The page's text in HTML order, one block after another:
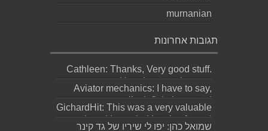
murnanian
תגובות אחרונות
Cathleen: Thanks, Very good stuff.
Here is my web page;
http://Bookmar...
Aviator mechanics: I have to say,
personally definitely wasted
meaningful effor...
GichardHit: This was a very valuable
read, and I am glad I took a few mi...
שמואל כהן: יפו לי שיריו של גד קינר